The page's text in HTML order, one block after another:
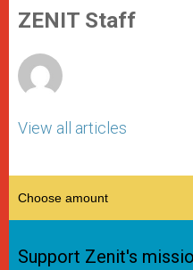
p
p
g
e
o
k
ZENIT Staff
View all articles